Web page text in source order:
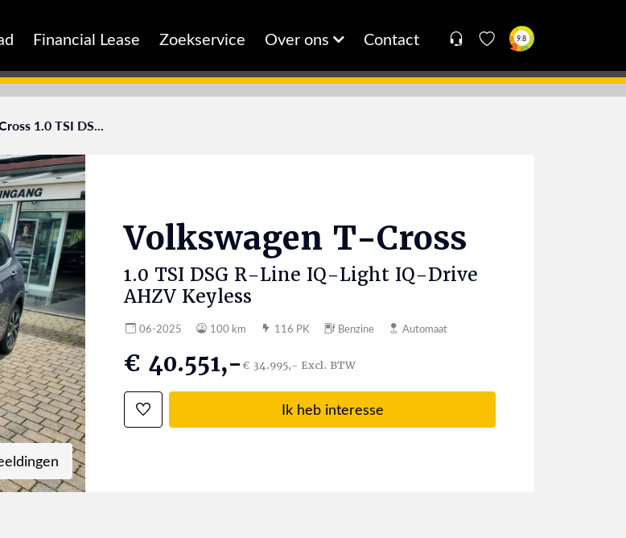
Financial Lease Zoekservice Over ons Contact 9.8
1.0 TSI DS...
Volkswagen T-Cross
1.0 TSI DSG R-Line IQ-Light IQ-Drive
AHZV Keyless
06-2025 100 km 116 PK Benzine Automaat
€ 40.551,-€ 34.995,- Excl. BTW
Ik heb interesse